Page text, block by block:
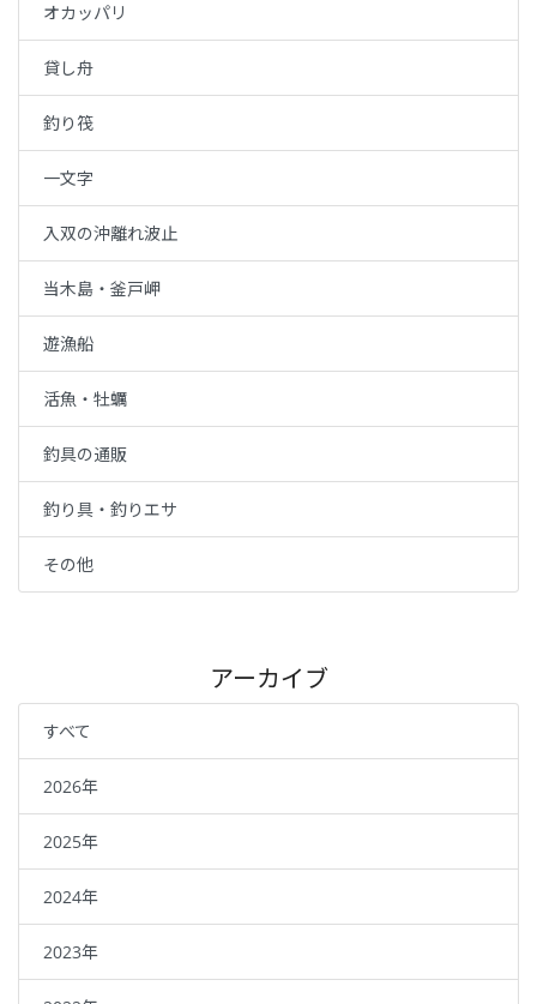
オカッパリ
貸し舟
釣り筏
一文字
入双の沖離れ波止
当木島・釜戸岬
遊漁船
活魚・牡蠣
釣具の通販
釣り具・釣りエサ
その他
アーカイブ
すべて
2026年
2025年
2024年
2023年